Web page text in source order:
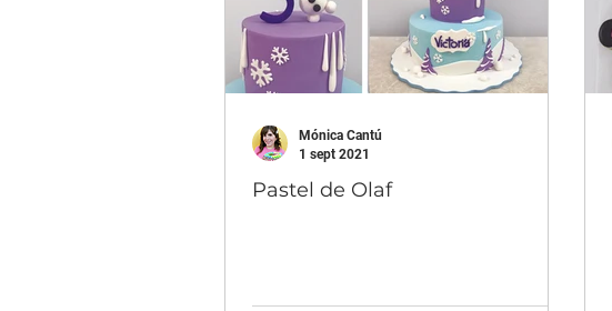
Pastel de Olaf
Mónica Cantú
1 sept 2021